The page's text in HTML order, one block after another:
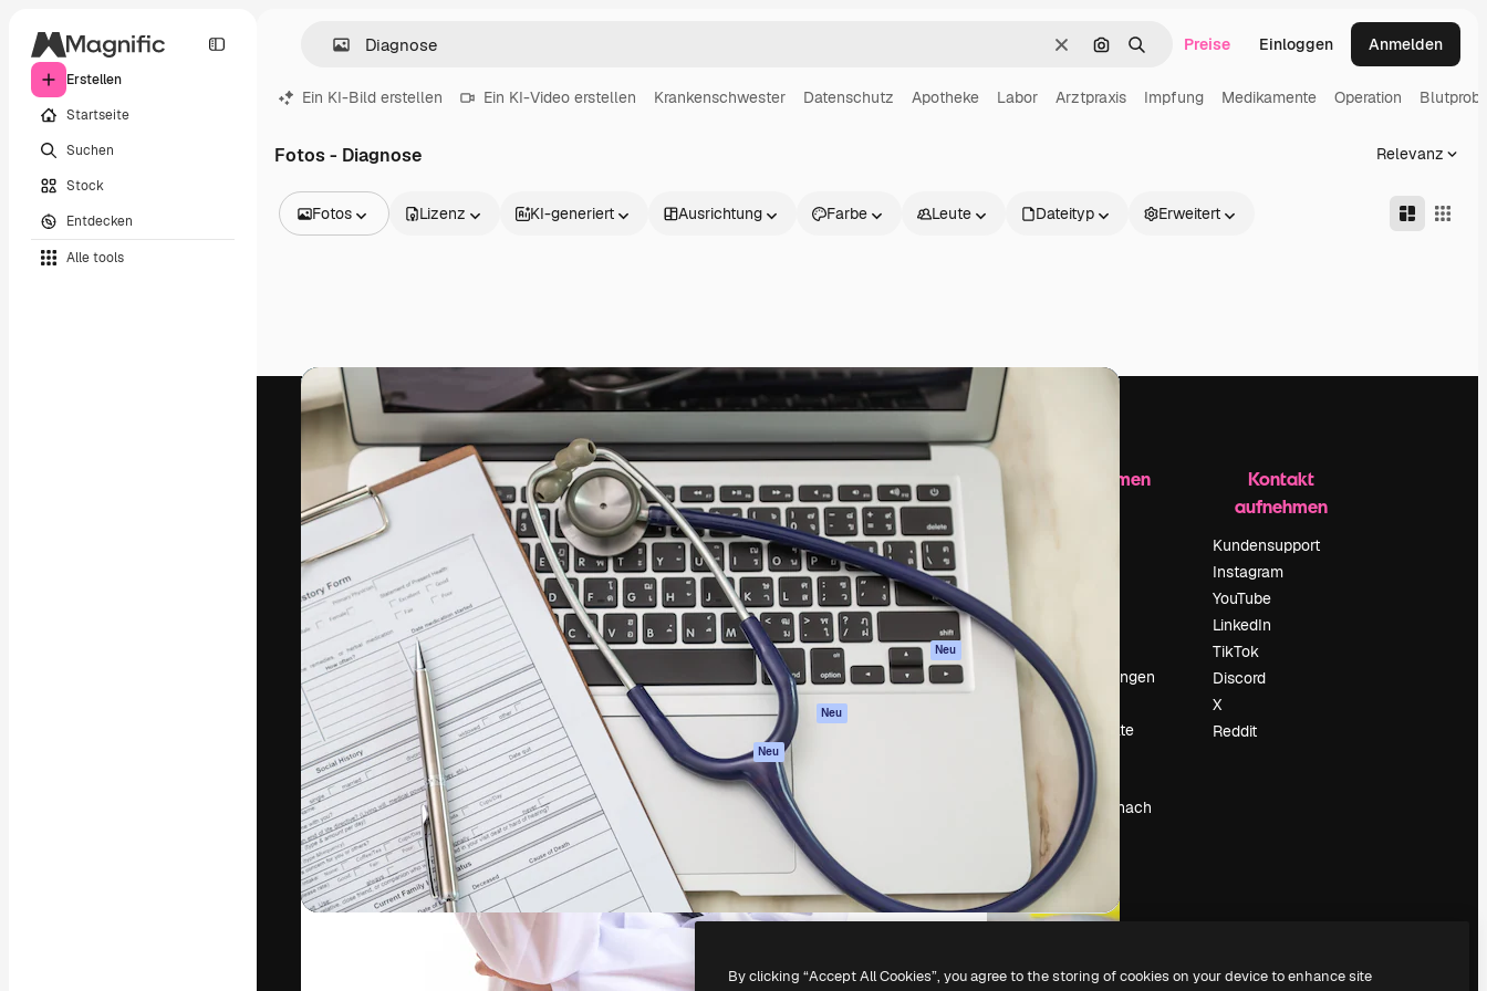
Erstellen
Startseite
Suchen
Stock
Entdecken
Alle tools
LöschenNach Bild suchen
SuchenPreise Einloggen Anmelden
Ein KI-Bild erstellen Ein KI-Video erstellen Krankenschwester Datenschutz Apotheke Labor Arztpraxis Impfung Medikamente Operation
Fotos - Diagnose Relevanz
Fotos
Videos
Filmmaterial
Motion Graphics
Videovorlagen
Icons
3D-Modelle
Schriftarten
Lizenz KI-generiert Ausrichtung Farbe Leute Dateityp Erweitert
Die kreative Plattform, um deine beste
Arbeit zu verwirklichen. Mehr als 1 Million
Abonnenten unter Kreativen, Unternehmen,
Agenturen und Studios.
Deutsch
Spaces
KI-Assistent
KI-Bildgenerator
KI-Videogenerator
KI-
Stimmengenerator
Stock-Inhalte
MCP für
Claude/ChatGPT
Neu
Agenten Neu
API
Mobile App
Alle Magnific-Tools
Loslegen
Academy
Dokumentation
Support
AGB
Datenschutzerklärung
Originale
Neu
Cookie-Richtlinie
Unternehmen
Blog
Veranstaltungen
Slidesgo
Deine Inhalte
verkaufen
Pressesaal
Suchst du nach
magnific.ai
Kontakt
aufnehmen
Kundensupport
Instagram
YouTube
LinkedIn
TikTok
Discord
X
Reddit
Copyright © 2010- 2026 Freepik Company S.L.U. Alle Rechte vorbehalten.
By clicking “Accept All Cookies”, you agree to the storing of cookies on your device to enhance site